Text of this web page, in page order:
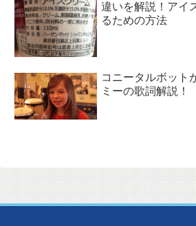
違いを解説！アイ
るための方法
コニータルボット
ミーの歌詞解説！